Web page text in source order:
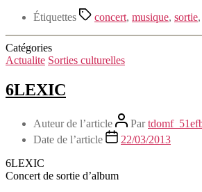
Étiquettes concert, musique, sortie,
Catégories
Actualite Sorties culturelles
6LEXIC
Auteur de l’article Par
Date de l’article
22/03/2013
6LEXIC
Concert de sortie d’album